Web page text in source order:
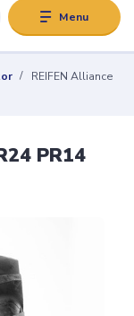
Menu
REIFEN Alliance
PR14